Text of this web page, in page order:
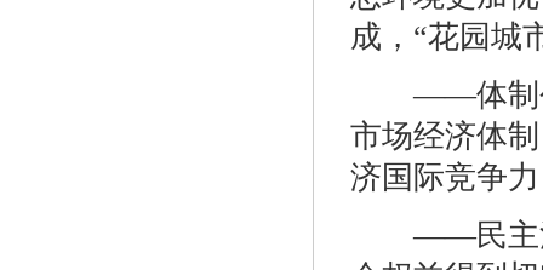
成，“花园城
——体制创
市场经济体
济国际竞争
——民主法